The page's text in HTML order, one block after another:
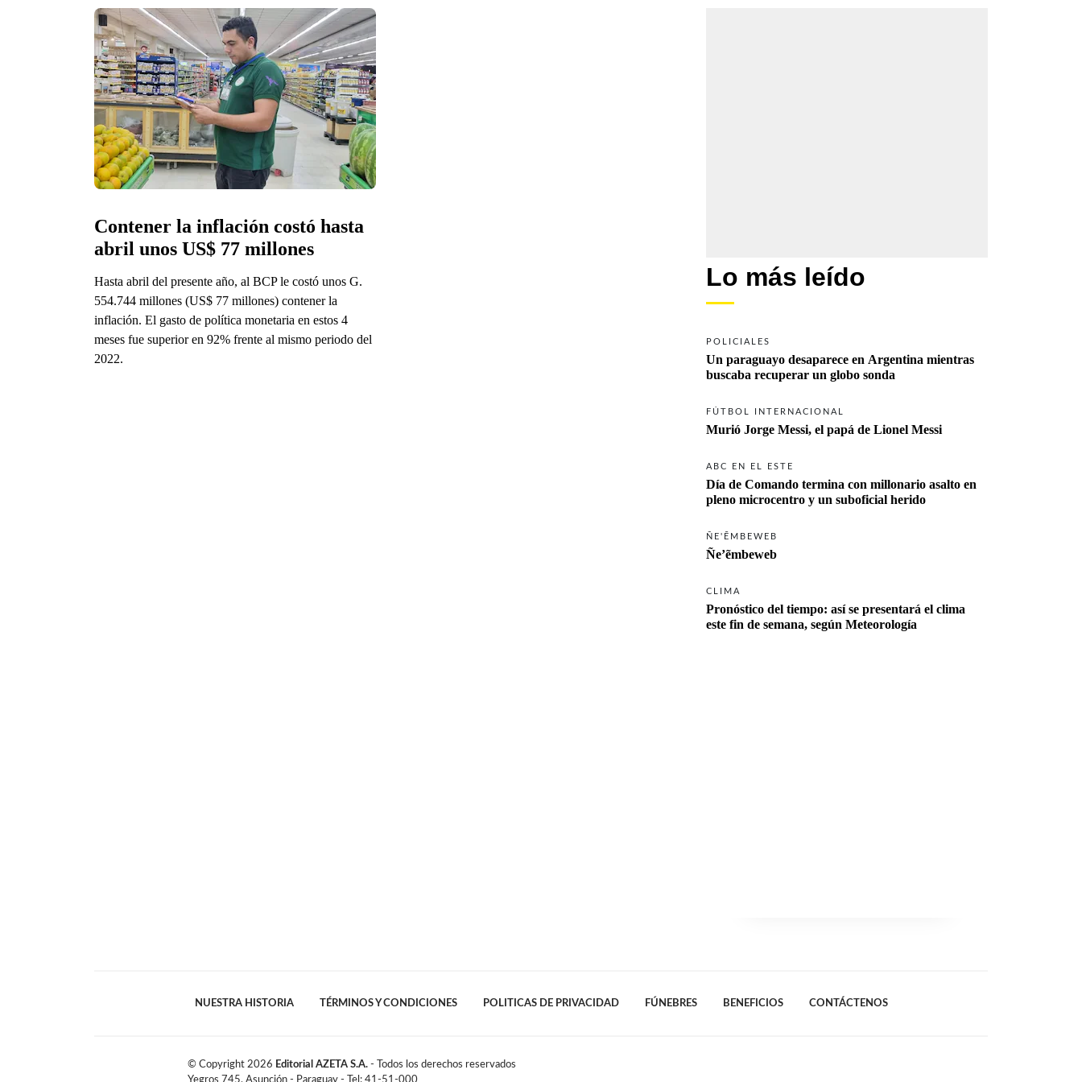
Contener la inflación costó hasta
abril unos US$ 77 millones
Hasta abril del presente año, al BCP le costó unos G.
554.744 millones (US$ 77 millones) contener la
inflación. El gasto de política monetaria en estos 4
meses fue superior en 92% frente al mismo periodo del
2022.
Lo más leído
POLICIALES
Un paraguayo desaparece en Argentina mientras
FÚTBOL INTERNACIONAL
Murió Jorge Messi, el papá de Lionel Messi
ABC EN EL ESTE
Día de Comando termina con millonario asalto en
pleno microcentro y un suboficial herido
ÑE'ẼMBEWEB
Ñe’ẽmbeweb
CLIMA
Pronóstico del tiempo: así se presentará el clima
este fin de semana, según Meteorología
NUESTRA HISTORIA TÉRMINOS Y CONDICIONES POLITICAS DE PRIVACIDAD FÚNEBRES BENEFICIOS CONTÁCTENOS
© Copyright 2026 Editorial AZETA S.A. - Todos los derechos reservados
Yegros 745, Asunción - Paraguay - Tel: 41-51-000